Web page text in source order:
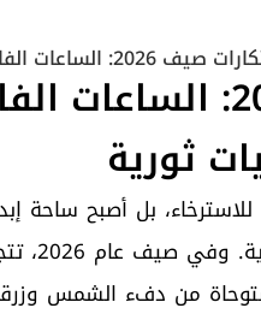
الساعات الفاخرة تتألق بألوان جريئة وتقنيات ثورية
ابتكارات صيف 2026:
ثورية
بل أصبح ساحة
من دفء الشمس وزرقة